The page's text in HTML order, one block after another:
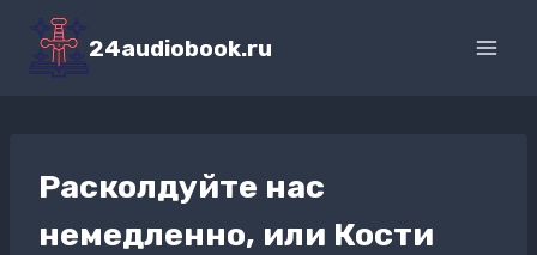
Перейти
содержимому
24audiobook.ru
Расколдуйте нас
немедленно, или Кости